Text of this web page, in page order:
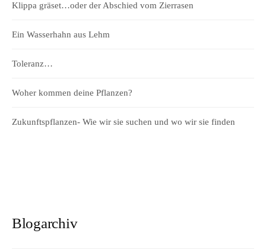
Klippa gräset…oder der Abschied vom Zierrasen
Ein Wasserhahn aus Lehm
Toleranz…
Woher kommen deine Pflanzen?
Zukunftspflanzen- Wie wir sie suchen und wo wir sie finden
Blogarchiv